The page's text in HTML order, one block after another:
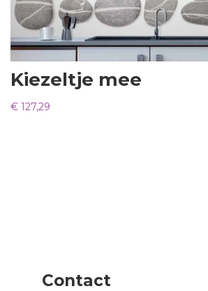
Kiezeltje mee
€ 127,29
Contact